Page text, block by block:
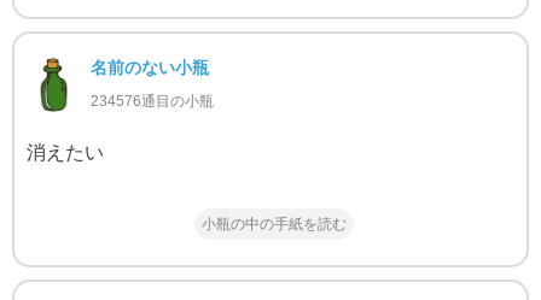
名前のない小瓶
234576通目の小瓶
消えたい
小瓶の中の手紙を読む